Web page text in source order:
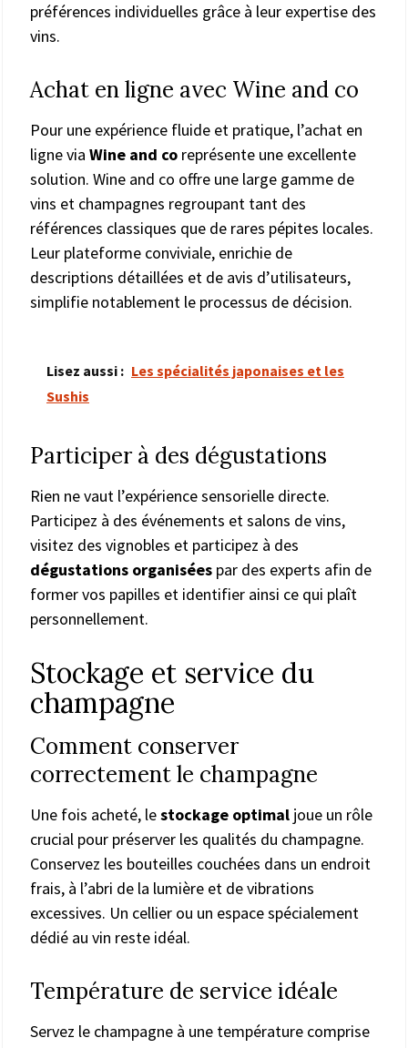
préférences individuelles grâce à leur expertise des
vins.
Achat en ligne avec Wine and co
Pour une expérience fluide et pratique, l’achat en
ligne via Wine and co représente une excellente
solution. Wine and co offre une large gamme de
vins et champagnes regroupant tant des
références classiques que de rares pépites locales.
Leur plateforme conviviale, enrichie de
descriptions détaillées et de avis d’utilisateurs,
simplifie notablement le processus de décision.
Lisez aussi : Les spécialités japonaises et les
Sushis
Participer à des dégustations
Rien ne vaut l’expérience sensorielle directe.
Participez à des événements et salons de vins,
visitez des vignobles et participez à des
dégustations organisées par des experts afin de
former vos papilles et identifier ainsi ce qui plaît
personnellement.
Stockage et service du
champagne
Comment conserver
correctement le champagne
Une fois acheté, lestockage optimal joue un rôle
crucial pour préserver les qualités du champagne.
Conservez les bouteilles couchées dans un endroit
frais, à l’abri de la lumière et de vibrations
excessives. Un cellier ou un espace spécialement
dédié au vin reste idéal.
Température de service idéale
Servez le champagne à une température comprise